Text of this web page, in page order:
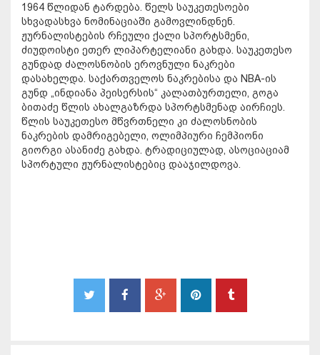
1964 წლიდან ტარდება. წელს საუკეთესოები
სხვადასხვა ნომინაციაში გამოვლინდნენ.
ჟურნალისტების რჩეული ქალი სპორტსმენი,
ძიუდოისტი ეთერ ლიპარტელიანი გახდა. საუკეთესო
გუნდად ძალოსნობის ეროვნული ნაკრები
დასახელდა. საქართველოს ნაკრებისა და NBA-ის
გუნდ „ინდიანა პეისერსის“ კალათბურთელი, გოგა
ბითაძე წლის ახალგაზრდა სპორტსმენად აირჩიეს.
წლის საუკეთესო მწვრთნელი კი ძალოსნობის
ნაკრების დამრიგებელი, ოლიმპიური ჩემპიონი
გიორგი ასანიძე გახდა. ტრადიციულად, ასოციაციამ
სპორტული ჟურნალისტებიც დააჯილდოვა.